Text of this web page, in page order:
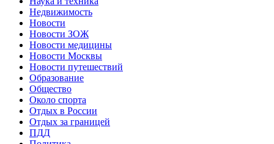
Недвижимость
Новости
Новости ЗОЖ
Новости медицины
Новости Москвы
Новости путешествий
Образование
Общество
Около спорта
Отдых в России
Отдых за границей
ПДД